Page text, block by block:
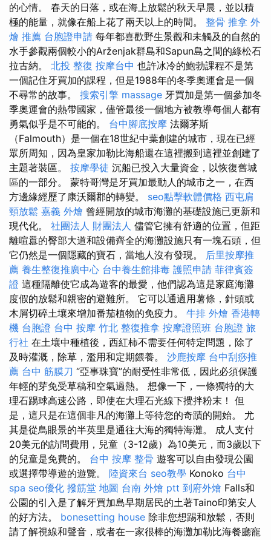
的心情。 春天的日落，或在海上放鬆的秋天早晨，並以積
極的能量，就像在船上花了兩天以上的時間。 整骨 推拿 外
燴 推薦 台胞證申請 每年都喜歡野生景觀和未觸及的自然的
水手參觀兩個較小的Arženjak群島和Sapun島之間的綠松石
拉古納。 北投 整復 按摩台中 也許冰冷的鮑勃課程不是第
一個記住牙買加的課程，但是1988年的冬季奧運會是一個
不尋常的故事。 搜索引擎 massage 牙買加是第一個參加冬
季奧運會的熱帶國家，儘管最後一個地方被教導每個人都有
勇氣似乎是不可能的。 台中腳底按摩 法爾茅斯
（Falmouth）是一個在18世紀中葉創建的城市，現在已經
眾所周知，因為皇家加勒比海船還在這裡搬到這裡並創建了
主題著裝區。 按摩學徒 沉船已投入大量資金，以恢復舊城
區的一部分。 蒙特哥灣是牙買加最動人的城市之一，在西
方邊緣經歷了康沃爾郡的轉變。 seo點擊軟體價格 西屯肩
頸放鬆 嘉義 外燴 曾經開放的城市海灘的基礎設施已更新和
現代化。 社團法人 財團法人 儘管它擁有舒適的位置，但距
離喧囂的臀部大道和設備齊全的海灘設施只有一塊石頭，但
它仍然是一個隱藏的寶石，當地人沒有發現。 后里按摩推
薦 養生整復推廣中心 台中養生館排毒 護照申請 菲律賓簽
證 這種隔離使它成為遊客的最愛，他們認為這是家庭海灘
度假的放鬆和親密的避難所。 它可以通過用薯條，針頭或
木屑切碎土壤來增加番茄植物的免疫力。 牛排 外燴 香港轉
機 台胞證 台中 按摩 竹北 整復推拿 按摩證照班 台胞證 旅
行社 在土壤中種植後，西紅柿不需要任何特定問題，除了
及時灌溉，除草，濫用和定期餵養。 沙鹿按摩 台中刮痧推
薦 台中 筋膜刀 “亞事珠寶”的耐受性非常低，因此必須保護
年輕的芽免受草稿和空氣過熱。 想像一下，一條獨特的大
理石踢球高速公路，即使在大理石光線下攪拌粉末！ 但
是，這只是在這個非凡的海灘上等待您的奇蹟的開始。 尤
其是從鳥眼景的半英里是通往大海的獨特海灘。 成人支付
20美元的訪問費用，兒童（3-12歲）為10美元，而3歲以下
的兒童是免費的。 台中 按摩 整骨 遊客可以自由發現公園
或選擇帶導遊的遊覽。 陸資來台 seo教學 Konoko 台中
spa seo優化 撥筋堂 地圖 台南 外燴 ptt 到府外燴 Falls和
公園的引入是了解牙買加島早期居民的土著Taino印第安人
的好方法。 bonesetting house 除非您想踢和放鬆，否則
請了解視線和聲音，或者在一家很棒的海灘加勒比海餐廳寵